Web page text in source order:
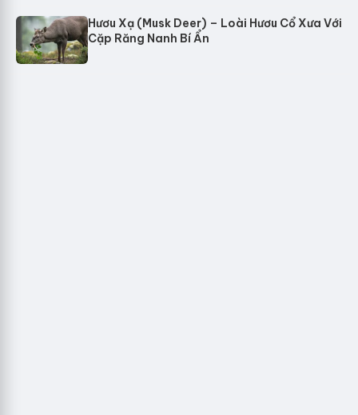
Hươu Xạ (Musk Deer) – Loài Hươu Cổ Xưa Với
Cặp Răng Nanh Bí Ẩn